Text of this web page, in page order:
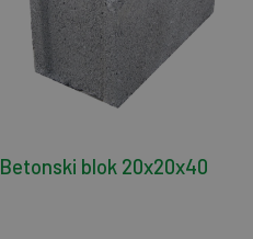
Betonski blok 20x20x40